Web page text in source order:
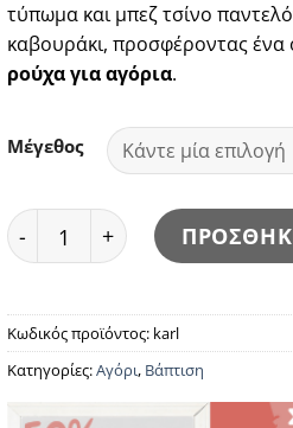
τύπωμα και μπεζ τσίνο
καβουράκι, προσφέροντας
ρούχα για αγόρια.
Μέγεθος
Karl ποσότητα
Κωδικός προϊόντος: karl
Κατηγορίες:Αγόρι, Βάπτιση